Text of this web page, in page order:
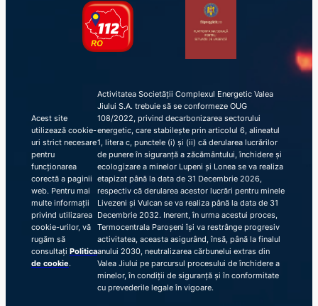
Acest site
utilizează cookie-
uri strict necesare
pentru
funcționarea
corectă a paginii
web. Pentru mai
multe informații
privind utilizarea
cookie-urilor, vă
rugăm să
consultați Politica
de cookie.
Activitatea Societății Complexul Energetic Valea
Jiului S.A. trebuie să se conformeze OUG
108/2022, privind decarbonizarea sectorului
energetic, care stabilește prin articolul 6, alineatul
1, litera c, punctele (i) și (ii) că derularea lucrărilor
de punere în siguranță a zăcământului, închidere și
ecologizare a minelor Lupeni și Lonea se va realiza
etapizat până la data de 31 Decembrie 2026,
respectiv că derularea acestor lucrări pentru minele
Livezeni și Vulcan se va realiza până la data de 31
Decembrie 2032. Inerent, în urma acestui proces,
Termocentrala Paroșeni își va restrânge progresiv
activitatea, aceasta asigurând, însă, până la finalul
anului 2030, neutralizarea cărbunelui extras din
Valea Jiului pe parcursul procesului de închidere a
minelor, în condiții de siguranță și în conformitate
cu prevederile legale în vigoare.